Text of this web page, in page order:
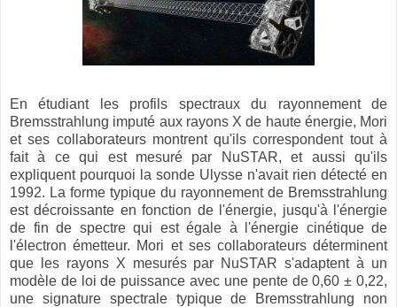
En étudiant les profils spectraux du rayonnement de
Bremsstrahlung imputé aux rayons X de haute énergie, Mori
et ses collaborateurs montrent qu'ils correspondent tout à
fait à ce qui est mesuré par NuSTAR, et aussi qu'ils
expliquent pourquoi la sonde Ulysse n'avait rien détecté en
1992. La forme typique du rayonnement de Bremsstrahlung
est décroissante en fonction de l'énergie, jusqu'à l'énergie
de fin de spectre qui est égale à l'énergie cinétique de
l'électron émetteur. Mori et ses collaborateurs déterminent
que les rayons X mesurés par NuSTAR s'adaptent à un
modèle de loi de puissance avec une pente de 0,60 ± 0,22,
une signature spectrale typique de Bremsstrahlung non